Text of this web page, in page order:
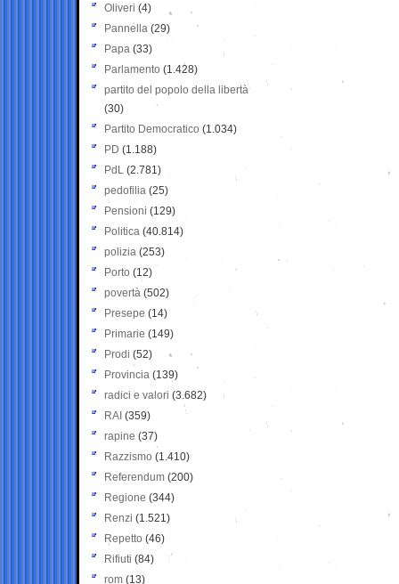
Oliveri (4)
Pannella (29)
Papa (33)
Parlamento (1.428)
partito del popolo della libertà
(30)
Partito Democratico (1.034)
PD (1.188)
PdL (2.781)
pedofilia (25)
Pensioni (129)
Politica (40.814)
polizia (253)
Porto (12)
povertà (502)
Presepe (14)
Primarie (149)
Prodi (52)
Provincia (139)
radici e valori (3.682)
RAI (359)
rapine (37)
Razzismo (1.410)
Referendum (200)
Regione (344)
Renzi (1.521)
Repetto (46)
Rifiuti (84)
rom (13)